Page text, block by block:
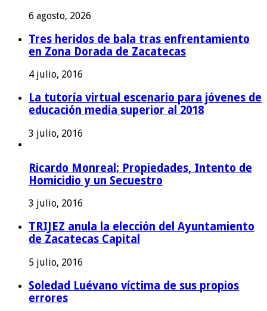
6 agosto, 2026
Tres heridos de bala tras enfrentamiento
en Zona Dorada de Zacatecas
4 julio, 2016
La tutoría virtual escenario para jóvenes de
educación media superior al 2018
3 julio, 2016
Ricardo Monreal; Propiedades, Intento de
Homicidio y un Secuestro
3 julio, 2016
TRIJEZ anula la elección del Ayuntamiento
de Zacatecas Capital
5 julio, 2016
Soledad Luévano víctima de sus propios
errores